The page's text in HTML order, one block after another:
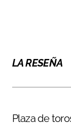
LA RESEÑA
Plaza de